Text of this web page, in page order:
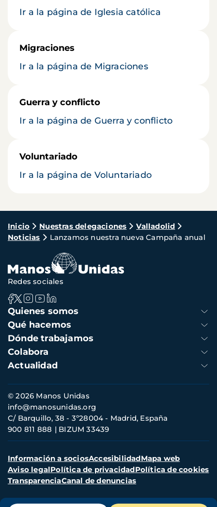
Ir a la página de Iglesia católica
Migraciones
Ir a la página de Migraciones
Guerra y conflicto
Ir a la página de Guerra y conflicto
Voluntariado
Ir a la página de Voluntariado
Ruta
de
navegación
Inicio Nuestras delegaciones
Valladolid
Noticias
Lanzamos nuestra nueva Campaña anual
Navegación
principal
Quienes somos
Qué hacemos
Dónde trabajamos
Colabora
Actualidad
Redes sociales
Información
de
contacto
© 2026 Manos Unidas
C/ Barquillo, 38 - 3º28004 - Madrid, España
900 811 888
BIZUM 33439
info@manosunidas.org
Menú
secundario
Información a sociosAccesibilidadMapa web
Aviso legalPolítica de privacidadPolítica de cookies
TransparenciaCanal de denuncias